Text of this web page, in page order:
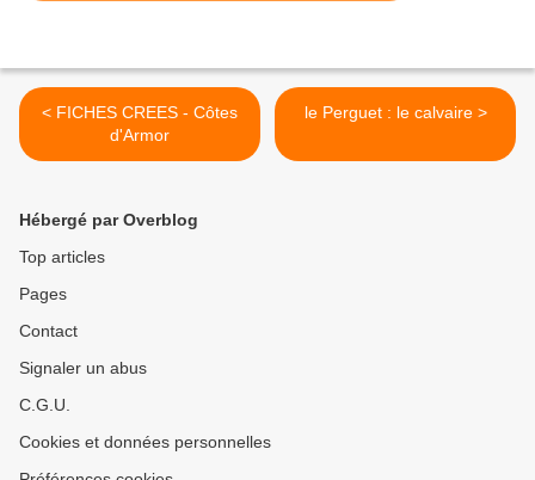
< FICHES CREES - Côtes
d'Armor
le Perguet : le calvaire >
Hébergé par Overblog
Top articles
Pages
Contact
Signaler un abus
C.G.U.
Cookies et données personnelles